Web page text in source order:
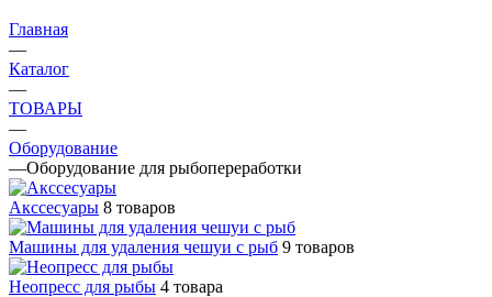
Главная
—
Каталог
—
ТОВАРЫ
—
Оборудование
—Оборудование для рыбопереработки
Акссесуары 8 товаров
Машины для удаления чешуи с рыб 9 товаров
Неопресс для рыбы 4 товара